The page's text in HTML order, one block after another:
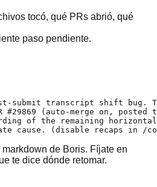
tocó, qué PRs abrió, qué
paso pendiente.
submit transcript shift bug.
#29869 (auto-merge on, posted
of the remaining
cause. (disable recaps in /
de Boris. Fíjate en
te dice dónde retomar.